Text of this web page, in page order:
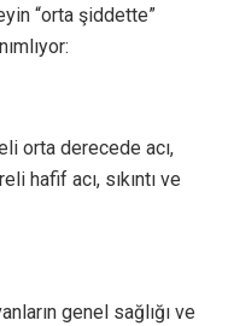
“orta şiddette”
orta derecede acı,
hafif acı, sıkıntı ve
genel sağlığı ve